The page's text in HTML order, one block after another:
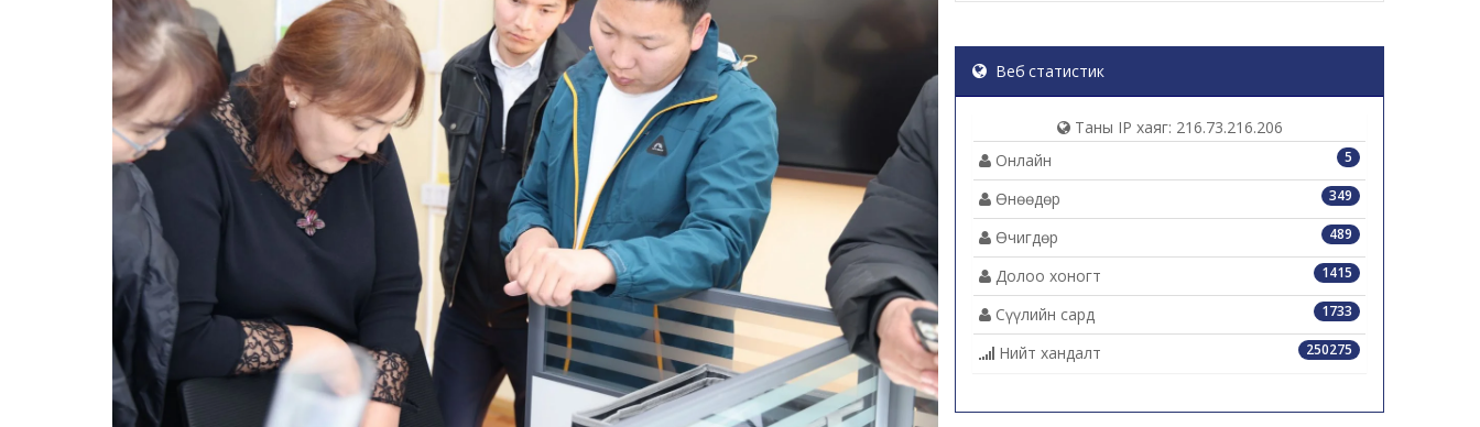
Веб статистик
Таны IP хаяг: 216.73.216.206
5
Онлайн
349
Өнөөдөр
489
Өчигдөр
1415
Долоо хоногт
1733
Сүүлийн сард
250275
Нийт хандалт